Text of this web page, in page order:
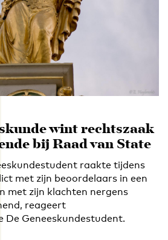
wint rechtszaak
bij Raad van State
raakte tijdens
met zijn beoordelaars in een
met zijn klachten nergens
reageert
De Geneeskundestudent.